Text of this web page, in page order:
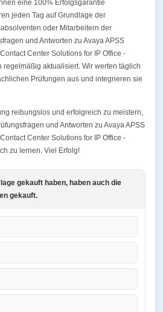
eine 100% Erfolgsgarantie
jeden Tag auf Grundlage der
oder Mitarbeitern der
und Antworten zu Avaya APSS
Center Solutions for IP Office -
regelmäßig aktualisiert. Wir werten täglich
Prüfungen aus und integrieren sie
reibungslos und erfolgreich zu meistern,
und Antworten zu Avaya APSS
Center Solutions for IP Office -
zu lernen. Viel Erfolg!
gekauft haben, haben auch die
gekauft.